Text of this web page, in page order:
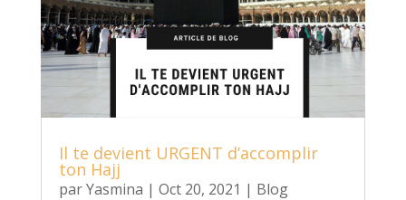
Il te devient URGENT d’accomplir
ton Hajj
parYasmina | Oct 20, 2021 | Blog